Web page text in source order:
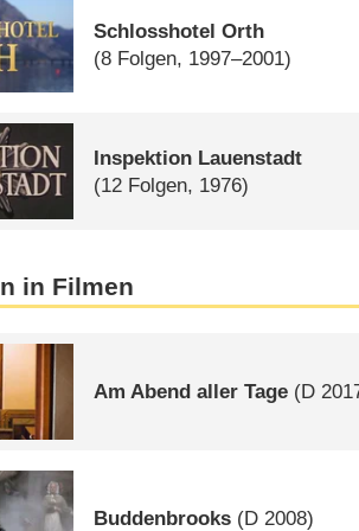
Schlosshotel Orth
(8 Folgen, 1997–2001)
Inspektion Lauenstadt
(12 Folgen, 1976)
in Filmen
Am Abend aller Tage (D
Buddenbrooks (D 2008)